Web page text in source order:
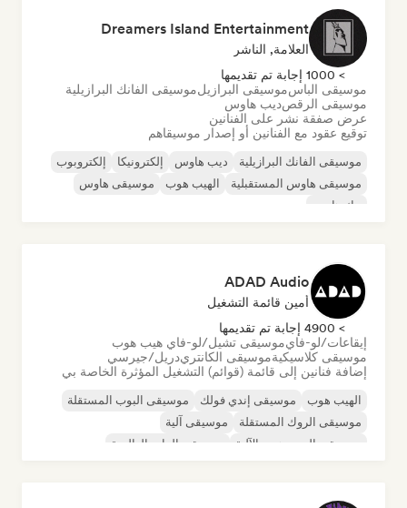
Dreamers Island Entertainment
العلامة, الناشر
> 1000 إجابة تم تقديمها
موسيقى الباسموسيقى البرازيلموسيقى الفانك البرازيلية
موسيقى الرقصديب هاوس
عرض صفقة نشر على الفنانين
توقيع عقود مع الفنانين أو إصدار موسيقاهم
موسيقى الفانك البرازيلية ديب هاوس إلكترونيكا
إلكتروبوب
موسيقى هاوس المستقبلية
الهيب هوب
موسيقى هاوس
تيك هاوس
ADAD Audio
أمين قائمة التشغيل
> 4900 إجابة تم تقديمها
إيقاعات/لو-فايموسيقى تشيل/لو-فاي هيب هوب
موسيقى كلاسيكيةموسيقى الكانتريدريل/جيرسي
إضافة فنانين إلى قائمة (قوائم) التشغيل المؤثرة الخاصة بي
الهيب هوب موسيقى إندي فولك
موسيقى البوب المستقلة
موسيقى الروك المستقلة
موسيقى آلية
موسيقى الهيب هوب الآلية
موسيقى الراب العالمية